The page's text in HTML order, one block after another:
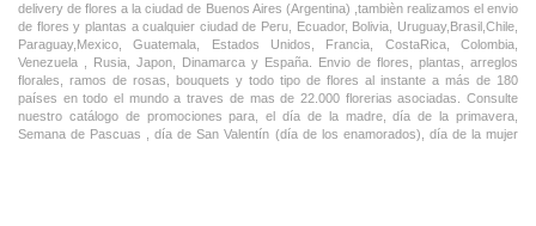
delivery de flores a la ciudad de Buenos Aires (Argentina) ,tambièn realizamos el envio
de flores y plantas a cualquier ciudad de Peru, Ecuador, Bolivia, Uruguay,Brasil,Chile,
Paraguay,Mexico, Guatemala, Estados Unidos, Francia, CostaRica, Colombia,
Venezuela , Rusia, Japon, Dinamarca y España. Envio de flores, plantas, arreglos
florales, ramos de rosas, bouquets y todo tipo de flores al instante a más de 180
países en todo el mundo a traves de mas de 22.000 florerias asociadas. Consulte
nuestro catálogo de promociones para, el día de la madre, día de la primavera,
Semana de Pascuas , día de San Valentín (día de los enamorados), día de la mujer